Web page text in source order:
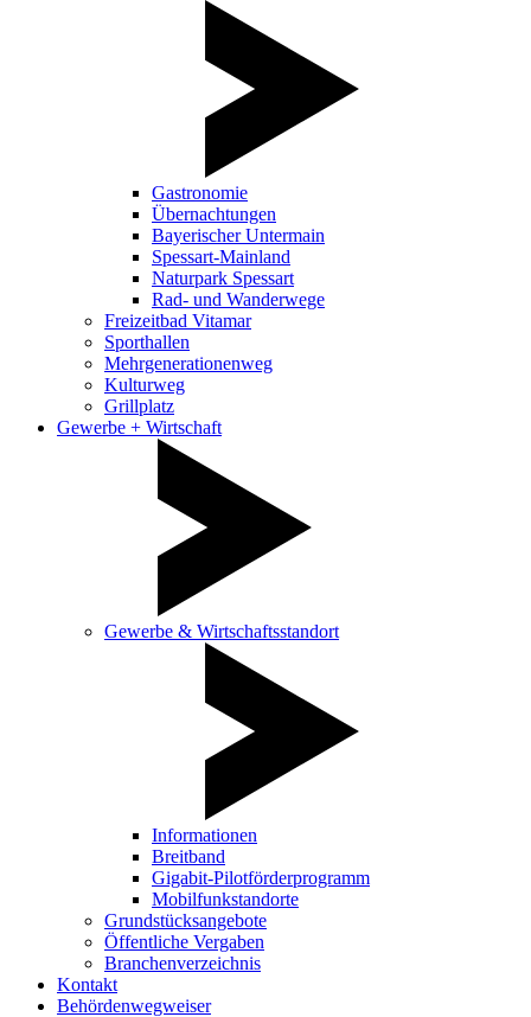
Gastronomie
Übernachtungen
Bayerischer Untermain
Spessart-Mainland
Naturpark Spessart
Rad- und Wanderwege
Freizeitbad Vitamar
Sporthallen
Mehrgenerationenweg
Kulturweg
Grillplatz
Gewerbe + Wirtschaft
Gewerbe & Wirtschaftsstandort
Informationen
Breitband
Gigabit-Pilotförderprogramm
Mobilfunkstandorte
Grundstücksangebote
Öffentliche Vergaben
Branchenverzeichnis
Kontakt
Behördenwegweiser